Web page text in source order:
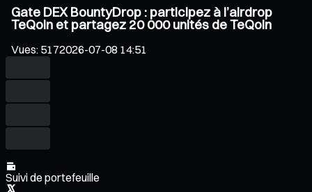
Gate DEX BountyDrop : participez à l’airdrop
TeQoin et partagez 20 000 unités de TeQoin
Vues: 5172026-07-08 14:51
Suivi de portefeuille